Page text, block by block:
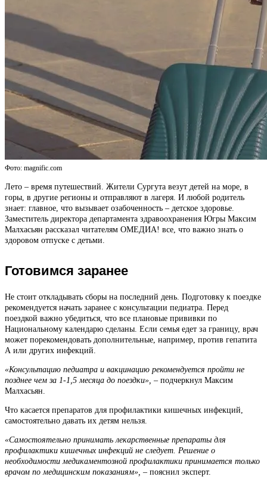
Фото: magnific.com
Лето – время путешествий. Жители Сургута везут детей на море, в
горы, в другие регионы и отправляют в лагеря. И любой родитель
знает: главное, что вызывает озабоченность – детское здоровье.
Заместитель директора департамента здравоохранения Югры Максим
Малхасьян рассказал читателям ОМЕДИА! все, что важно знать о
здоровом отпуске с детьми.
Готовимся заранее
Не стоит откладывать сборы на последний день. Подготовку к поездке
рекомендуется начать заранее с консультации педиатра. Перед
поездкой важно убедиться, что все плановые прививки по
Национальному календарю сделаны. Если семья едет за границу, врач
может порекомендовать дополнительные, например, против гепатита
А или других инфекций.
«Консультацию педиатра и вакцинацию рекомендуется пройти не
позднее чем за 1-1,5 месяца до поездки», – подчеркнул Максим
Малхасьян.
Что касается препаратов для профилактики кишечных инфекций,
самостоятельно давать их детям нельзя.
«Самостоятельно принимать лекарственные препараты для
профилактики кишечных инфекций не следует. Решение о
необходимости медикаментозной профилактики принимается только
врачом по медицинским показаниям», – пояснил эксперт.